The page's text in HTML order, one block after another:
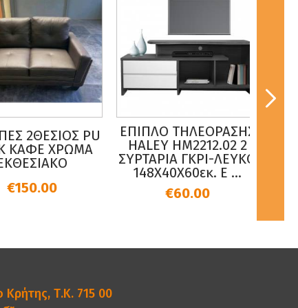
2ΘΕΣΙΟΣ PU
ΧΡΩΜΑ
€150.00
ΕΠΙΠΛΟ ΤΗΛΕΟΡΑΣΗΣ
HALEY HM2212.02 2
ΣΥΡΤΑΡΙΑ ΓΚΡΙ-ΛΕΥΚΟ
148Χ40Χ60εκ. Ε ...
€60.00
Κρήτης, Τ.Κ. 715 00